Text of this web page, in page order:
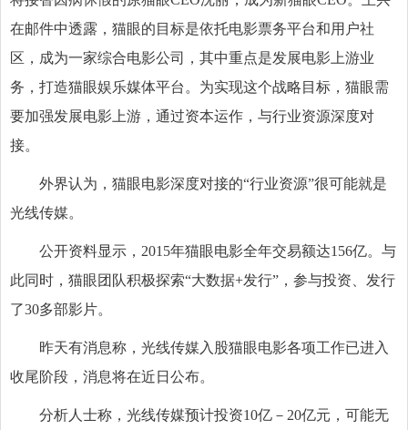
在邮件中透露，猫眼的目标是依托电影票务平台和用户社
区，成为一家综合电影公司，其中重点是发展电影上游业
务，打造猫眼娱乐媒体平台。为实现这个战略目标，猫眼需
要加强发展电影上游，通过资本运作，与行业资源深度对
接。
外界认为，猫眼电影深度对接的“行业资源”很可能就是
光线传媒。
公开资料显示，2015年猫眼电影全年交易额达156亿。与
此同时，猫眼团队积极探索“大数据+发行”，参与投资、发行
了30多部影片。
昨天有消息称，光线传媒入股猫眼电影各项工作已进入
收尾阶段，消息将在近日公布。
分析人士称，光线传媒预计投资10亿－20亿元，可能无